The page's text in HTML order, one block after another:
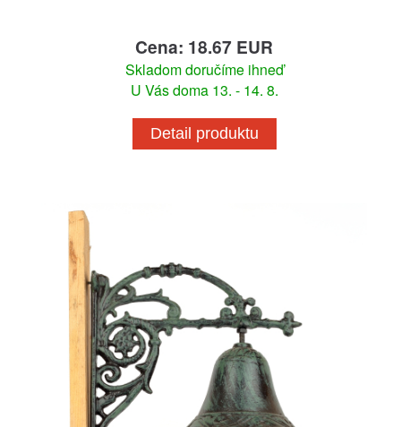
Cena: 18.67 EUR
Skladom doručíme ihneď
U Vás doma 13. - 14. 8.
Detail produktu